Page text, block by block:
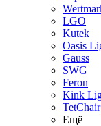
LGO
Kutek
Oasis
Gauss
SWG
Feron
Kink
TetСhair
Ещё